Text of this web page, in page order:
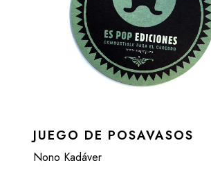
JUEGO DE POSAVASOS
Nono Kadáver